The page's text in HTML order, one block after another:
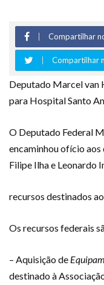
Compartilhar
Compartilhar
Deputado Marcel van
para Hospital Santo
O Deputado Federal
encaminhou ofício aos
Filipe Ilha e Leonardo
recursos destinados
Os recursos federais
– Aquisição de
destinado à